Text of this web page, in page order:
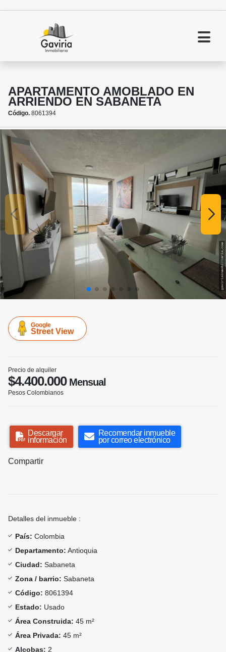
APARTAMENTO AMOBLADO EN
ARRIENDO EN SABANETA
Código. 8061394
Google
Street View
Precio de alquiler
$4.400.000Mensual
Pesos Colombianos
Descargar
información
Recomendar inmueble
por correo electrónico
Compartir
Detalles del inmueble :
País: Colombia
Departamento: Antioquia
Ciudad: Sabaneta
Zona / barrio: Sabaneta
Código: 8061394
Estado: Usado
Área Construida: 45 m²
Área Privada: 45 m²
Alcobas: 2